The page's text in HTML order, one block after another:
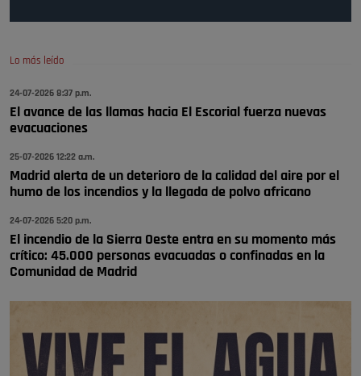
Pozuelo de Alarcón
Pozuelo de Alarcón
🔴 EXCLUSIVA | El comisario de la …
Lo más leído
24-07-2026 8:37 p.m.
El avance de las llamas hacia El Escorial fuerza nuevas
evacuaciones
25-07-2026 12:22 a.m.
Madrid alerta de un deterioro de la calidad del aire por el
humo de los incendios y la llegada de polvo africano
24-07-2026 5:20 p.m.
El incendio de la Sierra Oeste entra en su momento más
crítico: 45.000 personas evacuadas o confinadas en la
Comunidad de Madrid